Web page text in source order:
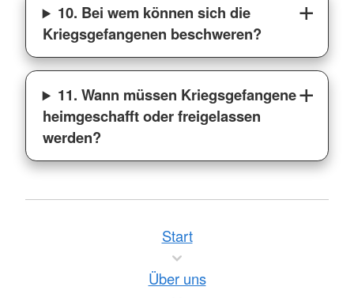
10. Bei wem können sich die
Kriegsgefangenen beschweren?
11. Wann müssen Kriegsgefangene
heimgeschafft oder freigelassen
werden?
Start
Über uns